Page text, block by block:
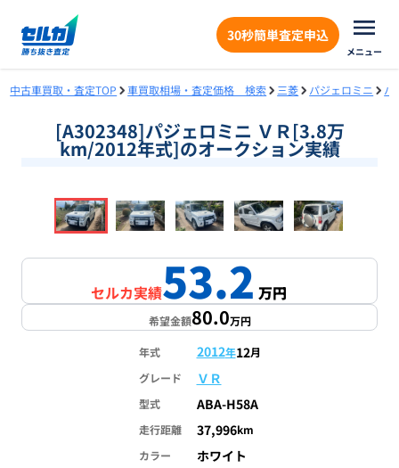
30秒簡単査定申込
メニュー
中古車買取・査定TOP 車買取相場・査定価格 検索 三菱 パジェロミニ パ
[A302348]パジェロミニ ＶＲ[3.8万
km/2012年式]のオークション実績
1/18
セルカ実績53.2万円
希望金額80.0万円
年式 2012年12月
グレード
ＶＲ
型式 ABA-H58A
走行距離 37,996km
カラー
ホワイト